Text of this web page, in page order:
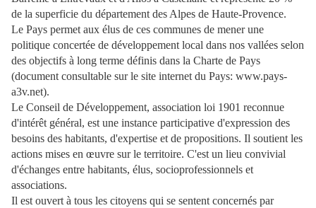
de la superficie du département des Alpes de Haute-Provence.
Le Pays permet aux élus de ces communes de mener une
politique concertée de développement local dans nos vallées selon
des objectifs à long terme définis dans la Charte de Pays
(document consultable sur le site internet du Pays: www.pays-
a3v.net).
Le Conseil de Développement, association loi 1901 reconnue
d'intérêt général, est une instance participative d'expression des
besoins des habitants, d'expertise et de propositions. Il soutient les
actions mises en œuvre sur le territoire. C'est un lieu convivial
d'échanges entre habitants, élus, socioprofessionnels et
associations.
Il est ouvert à tous les citoyens qui se sentent concernés par